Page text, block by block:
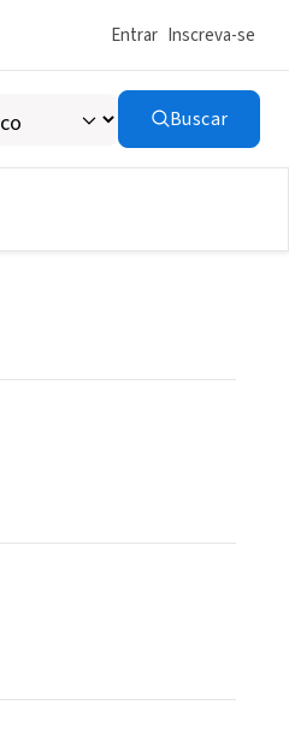
Entrar Inscreva-se
Buscar